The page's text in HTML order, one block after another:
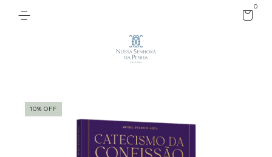
0
10% OFF